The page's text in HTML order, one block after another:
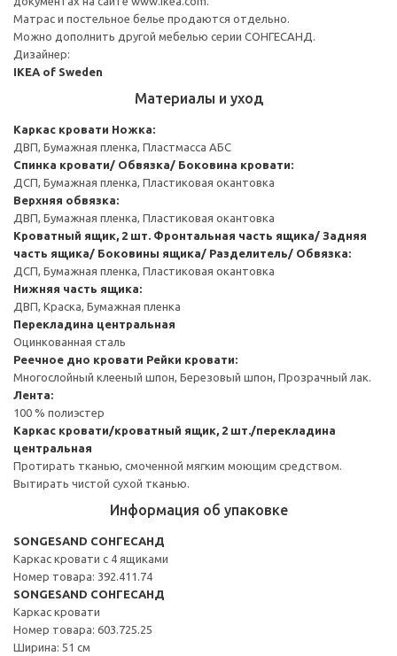
Матрас и постельное белье продаются отдельно.
Можно дополнить другой мебелью серии СОНГЕСАНД.
Дизайнер:
IKEA of Sweden
Материалы и уход
Каркас кровати Ножка:
ДВП, Бумажная пленка, Пластмасса АБС
Спинка кровати/ Обвязка/ Боковина кровати:
ДСП, Бумажная пленка, Пластиковая окантовка
Верхняя обвязка:
ДВП, Бумажная пленка, Пластиковая окантовка
Кроватный ящик, 2 шт. Фронтальная часть ящика/ Задняя
часть ящика/ Боковины ящика/ Разделитель/ Обвязка:
ДСП, Бумажная пленка, Пластиковая окантовка
Нижняя часть ящика:
ДВП, Краска, Бумажная пленка
Перекладина центральная
Оцинкованная сталь
Реечное дно кровати Рейки кровати:
Многослойный клееный шпон, Березовый шпон, Прозрачный лак.
Лента:
100 % полиэстер
Каркас кровати/кроватный ящик, 2 шт./перекладина
центральная
Протирать тканью, смоченной мягким моющим средством.
Вытирать чистой сухой тканью.
Информация об упаковке
SONGESAND СОНГЕСАНД
Каркас кровати с 4 ящиками
Номер товара: 392.411.74
SONGESAND СОНГЕСАНД
Каркас кровати
Номер товара: 603.725.25
Ширина: 51 см